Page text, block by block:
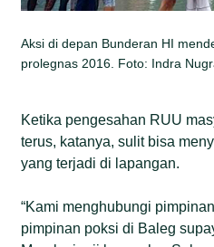
Aksi di depan Bunderan HI
prolegnas 2016. Foto: Indra
Ketika pengesahan RUU
terus, katanya, sulit bisa
yang terjadi di lapangan.
“Kami menghubungi
pimpinan poksi di Baleg